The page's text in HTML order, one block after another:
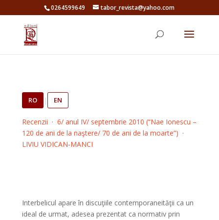
0264599649 tabor_revista@yahoo.com
RO | EN
Recenzii · 6/ anul IV/ septembrie 2010 (“Nae Ionescu –
120 de ani de la naştere/ 70 de ani de la moarte”) ·
LIVIU VIDICAN-MANCI
Interbelicul apare în discuţiile contemporaneităţii ca un
ideal de urmat, adesea prezentat ca normativ prin